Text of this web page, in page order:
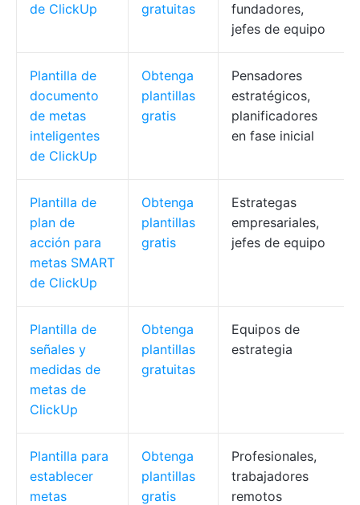
de ClickUp
gratuitas
fundadores,
jefes de equipo
Plantilla de
documento
de metas
inteligentes
de ClickUp
Obtenga
plantillas
gratis
Pensadores
estratégicos,
planificadores
en fase inicial
Plantilla de
plan de
acción para
metas SMART
de ClickUp
Obtenga
plantillas
gratis
Estrategas
empresariales,
jefes de equipo
Plantilla de
señales y
medidas de
metas de
ClickUp
Obtenga
plantillas
gratuitas
Equipos de
estrategia
Plantilla para
establecer
metas
Obtenga
plantillas
gratis
Profesionales,
trabajadores
remotos